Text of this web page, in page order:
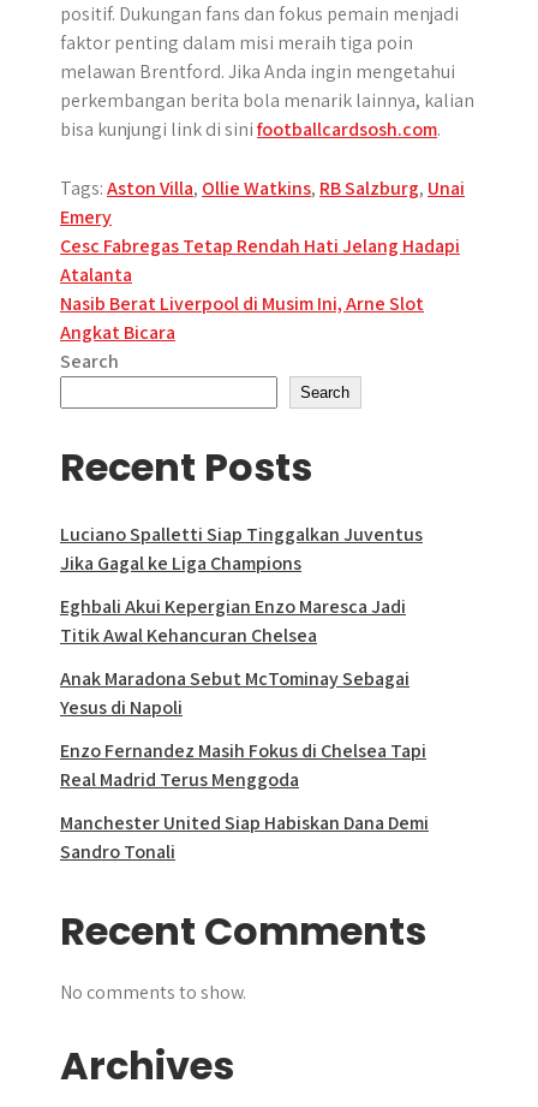
positif. Dukungan fans dan fokus pemain menjadi
faktor penting dalam misi meraih tiga poin
melawan Brentford. Jika Anda ingin mengetahui
perkembangan berita bola menarik lainnya, kalian
bisa kunjungi link di sinifootballcardsosh.com.
Tags:Aston Villa, Ollie Watkins, RB Salzburg, Unai
Emery
Post
navigation
Cesc Fabregas Tetap Rendah Hati Jelang Hadapi
Atalanta
Nasib Berat Liverpool di Musim Ini, Arne Slot
Angkat Bicara
Search
Search
Recent Posts
Luciano Spalletti Siap Tinggalkan Juventus
Jika Gagal ke Liga Champions
Eghbali Akui Kepergian Enzo Maresca Jadi
Titik Awal Kehancuran Chelsea
Anak Maradona Sebut McTominay Sebagai
Yesus di Napoli
Enzo Fernandez Masih Fokus di Chelsea Tapi
Real Madrid Terus Menggoda
Manchester United Siap Habiskan Dana Demi
Sandro Tonali
Recent Comments
No comments to show.
Archives